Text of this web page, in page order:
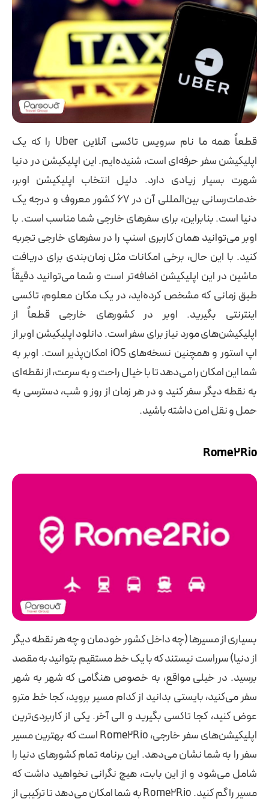
قطعاً همه ما نام سرویس تاکسی آنلاین Uber را که یک
اپلیکیشن سفر حرفه‌ای است، شنیده‌ایم. این اپلیکیشن در دنیا
شهرت بسیار زیادی دارد. دلیل انتخاب اپلیکیشن اوبر،
خدمات‌رسانی بین‌المللی آن در ۶۷ کشور معروف و درجه یک
دنیا است. بنابراین، برای سفرهای خارجی شما مناسب است. با
اوبر می‌توانید همان کاربری اسنپ را در سفرهای خارجی تجربه
کنید. با این حال، برخی امکانات مثل زمان‌بندی برای دریافت
ماشین در این اپلیکیشن اضافه‌تر است و شما می‌توانید دقیقاً
طبق زمانی که مشخص کرده‌اید، در یک مکان معلوم، تاکسی
اینترنتی بگیرید. اوبر در کشورهای خارجی قطعاً از
اپلیکیشن‌های مورد نیاز برای سفر است. دانلود اپلیکیشن اوبر از
اپ استور و همچنین نسخه‌های iOS امکان‌پذیر است. اوبر به
شما این امکان را می‌دهد تا با خیال راحت و به سرعت، از نقطه‌ای
به نقطه دیگر سفر کنید و در هر زمان از روز و شب، دسترسی به
حمل و نقل امن داشته باشید.
Rome2Rio
بسیاری از مسیرها (چه داخل کشور خودمان و چه هر نقطه دیگر
از دنیا) سرراست نیستند که با یک خط مستقیم بتوانید به مقصد
برسید. در خیلی مواقع، به خصوص هنگامی که شهر به شهر
سفر می‌کنید، بایستی بدانید از کدام مسیر بروید، کجا خط مترو
عوض کنید، کجا تاکسی بگیرید و الی آخر. یکی از کاربردی‌ترین
اپلیکیشن‌های سفر خارجی، Rome2Rio است که بهترین مسیر
سفر را به شما نشان می‌دهد. این برنامه تمام کشورهای دنیا را
شامل می‌شود و از این بابت، هیچ نگرانی نخواهید داشت که
مسیر را گم کنید. Rome2Rio به شما امکان می‌دهد تا ترکیبی از